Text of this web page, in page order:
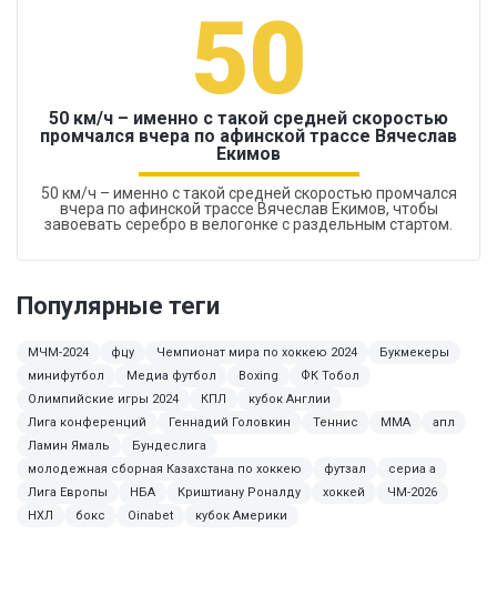
50
50 км/ч – именно с такой средней скоростью
промчался вчера по афинской трассе Вячеслав
Екимов
50 км/ч – именно с такой средней скоростью промчался
вчера по афинской трассе Вячеслав Екимов, чтобы
завоевать серебро в велогонке с раздельным стартом.
Популярные теги
МЧМ-2024 фцу Чемпионат мира по хоккею 2024
Букмекеры
минифутбол
Медиа футбол Boxing
ФК Тобол
Олимпийские игры 2024
КПЛ
кубок Англии
Лига конференций
Геннадий Головкин Теннис MMA
апл
Ламин Ямаль
Бундеслига
молодежная сборная Казахстана по хоккею
футзал
сериа а
Лига Европы
НБА Криштиану Роналду хоккей
ЧМ-2026
НХЛ
бокс Oinabet кубок Америки